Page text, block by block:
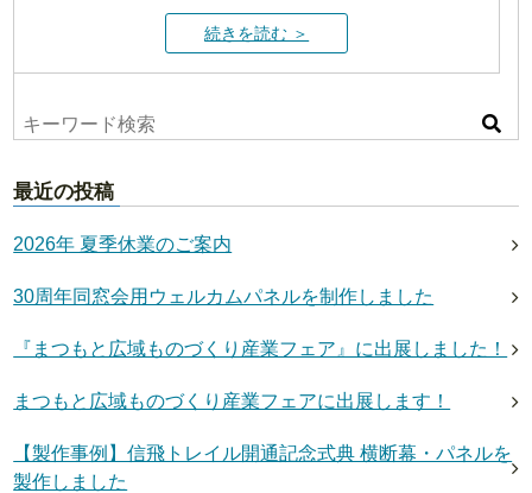
続きを読む ＞
最近の投稿
2026年 夏季休業のご案内
30周年同窓会用ウェルカムパネルを制作しました
『まつもと広域ものづくり産業フェア』に出展しました！
まつもと広域ものづくり産業フェアに出展します！
【製作事例】信飛トレイル開通記念式典 横断幕・パネルを
製作しました